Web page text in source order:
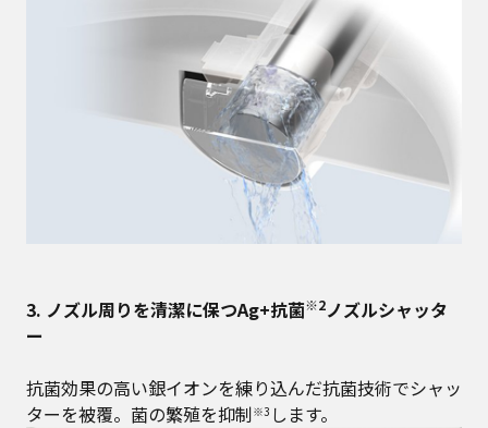
3. ノズル周りを清潔に保つAg+抗菌※2ノズルシャッタ
ー
抗菌効果の高い銀イオンを練り込んだ抗菌技術でシャッ
ターを被覆。菌の繁殖を抑制※3 します。